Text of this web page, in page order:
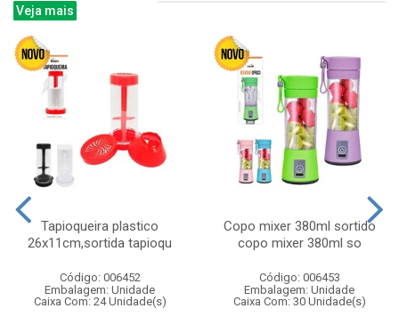
Veja mais
Tapioqueira plastico
26x11cm,sortida tapioqu
Código: 006452
Embalagem: Unidade
Caixa Com: 24 Unidade(s)
Copo mixer 380ml sortido
copo mixer 380ml so
Código: 006453
Embalagem: Unidade
Caixa Com: 30 Unidade(s)